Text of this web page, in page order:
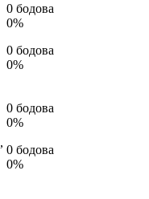
0 бодова
0%
0 бодова
0%
,
0 бодова
0%
0 бодова
0%